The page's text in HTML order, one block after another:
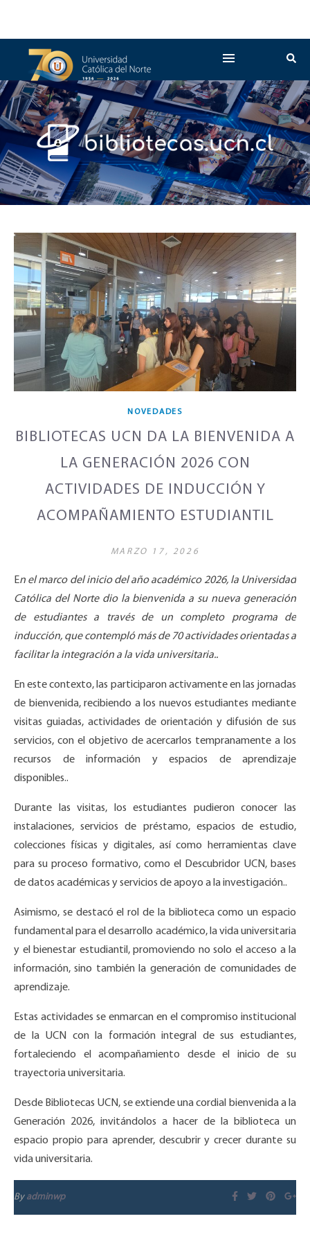
NOVEDADES
BIBLIOTECAS UCN DA LA BIENVENIDA A
LA GENERACIÓN 2026 CON
ACTIVIDADES DE INDUCCIÓN Y
ACOMPAÑAMIENTO ESTUDIANTIL
MARZO 17, 2026
En el marco del inicio del año académico 2026, la Universidad
Católica del Norte dio la bienvenida a su nueva generación
de estudiantes a través de un completo programa de
inducción, que contempló más de 70 actividades orientadas a
facilitar la integración a la vida universitaria..
En este contexto, las participaron activamente en las jornadas
de bienvenida, recibiendo a los nuevos estudiantes mediante
visitas guiadas, actividades de orientación y difusión de sus
servicios, con el objetivo de acercarlos tempranamente a los
recursos de información y espacios de aprendizaje
disponibles..
Durante las visitas, los estudiantes pudieron conocer las
instalaciones, servicios de préstamo, espacios de estudio,
colecciones físicas y digitales, así como herramientas clave
para su proceso formativo, como el Descubridor UCN, bases
de datos académicas y servicios de apoyo a la investigación..
Asimismo, se destacó el rol de la biblioteca como un espacio
fundamental para el desarrollo académico, la vida universitaria
y el bienestar estudiantil, promoviendo no solo el acceso a la
información, sino también la generación de comunidades de
aprendizaje.
Estas actividades se enmarcan en el compromiso institucional
de la UCN con la formación integral de sus estudiantes,
fortaleciendo el acompañamiento desde el inicio de su
trayectoria universitaria.
Desde Bibliotecas UCN, se extiende una cordial bienvenida a la
Generación 2026, invitándolos a hacer de la biblioteca un
espacio propio para aprender, descubrir y crecer durante su
vida universitaria.
By adminwp